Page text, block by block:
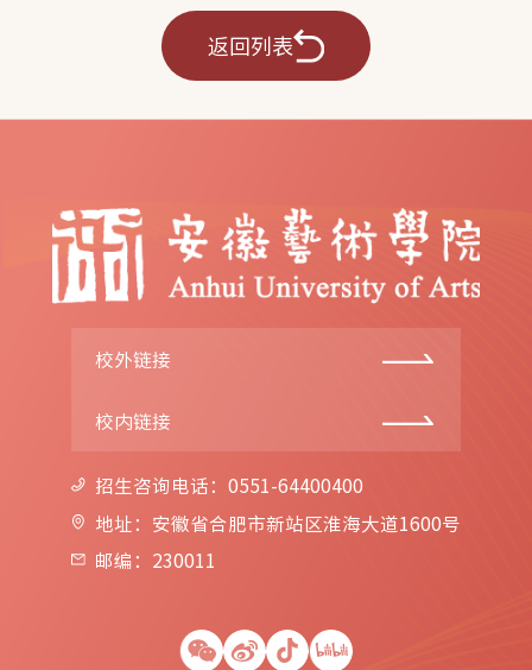
返回列表
校外链接
校内链接
招生咨询电话：0551-64400400
地址：安徽省合肥市新站区淮海大道1600号
邮编：230011